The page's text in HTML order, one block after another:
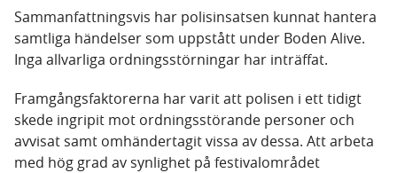
Sammanfattningsvis har polisinsatsen kunnat hantera
samtliga händelser som uppstått under Boden Alive.
Inga allvarliga ordningsstörningar har inträffat.
Framgångsfaktorerna har varit att polisen i ett tidigt
skede ingripit mot ordningsstörande personer och
avvisat samt omhändertagit vissa av dessa. Att arbeta
med hög grad av synlighet på festivalområdet